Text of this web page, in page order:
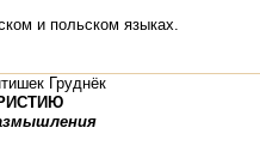
и польском языках.
Груднёк